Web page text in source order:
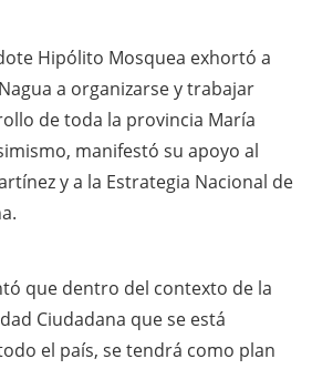
Hipólito Mosquea exhortó a
a organizarse y trabajar
de toda la provincia María
manifestó su apoyo al
y a la Estrategia Nacional de
que dentro del contexto de la
Ciudadana que se está
el país, se tendrá como plan